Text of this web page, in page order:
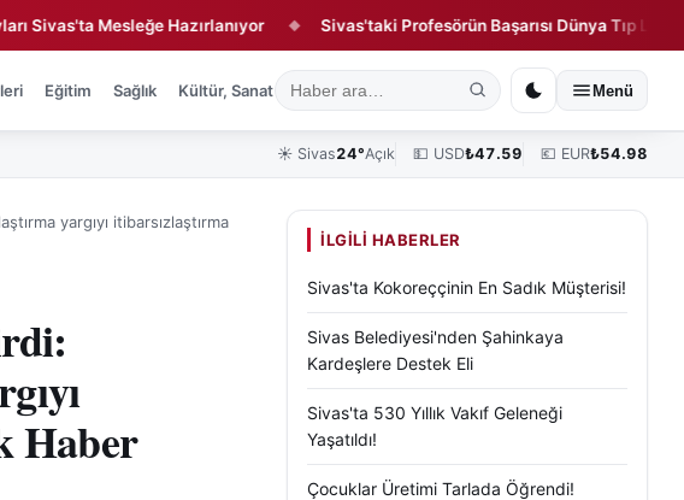
Mesleğe Hazırlanıyor ◆ Sivas'taki Profesörün Başarısı Dünya Tıp
Eğitim Sağlık Kültür, Sanat ve Tarih Yaşam Sivas Vefat Edenler Köşe
Menü
☀️ Sivas24°Açık 💵 USD₺47.59 💶 EUR₺54.98
yargıyı itibarsızlaştırma
Haber
İLGILI HABERLER
Sivas'ta Kokoreççinin En Sadık Müşterisi!
Sivas Belediyesi'nden Şahinkaya
Kardeşlere Destek Eli
Sivas'ta 530 Yıllık Vakıf Geleneği
Yaşatıldı!
Çocuklar Üretimi Tarlada Öğrendi!